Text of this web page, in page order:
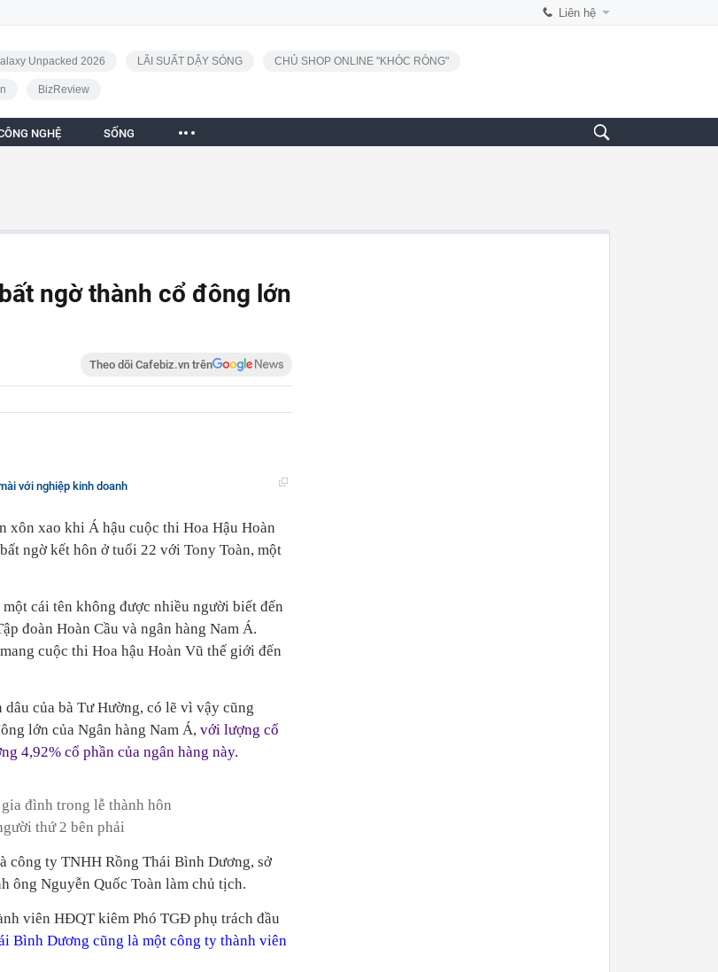
Liên hệ
Unpacked 2026 LÃI SUẤT DẬY SÓNG CHỦ SHOP ONLINE "KHÓC RÒNG"
BizReview
NGHỆ SỐNG
ngờ thành cổ đông lớn
Theo dõi Cafebiz.vn trên
với nghiệp kinh doanh
xôn xao khi Á hậu cuộc thi Hoa Hậu Hoàn
ngờ kết hôn ở tuổi 22 với Tony Toàn, một
cái tên không được nhiều người biết đến
đoàn Hoàn Cầu và ngân hàng Nam Á.
cuộc thi Hoa hậu Hoàn Vũ thế giới đến
của bà Tư Hường, có lẽ vì vậy cũng
lớn của Ngân hàng Nam Á, với lượng cổ
4,92% cổ phần của ngân hàng này.
đình trong lễ thành hôn
thứ 2 bên phải
công ty TNHH Rồng Thái Bình Dương, sở
ông Nguyễn Quốc Toàn làm chủ tịch.
viên HĐQT kiêm Phó TGĐ phụ trách đầu
Bình Dương cũng là một công ty thành viên